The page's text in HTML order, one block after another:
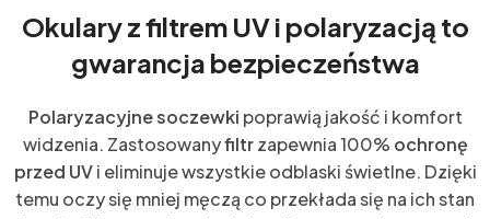
Okulary z filtrem UV i polaryzacją to
gwarancja bezpieczeństwa
Polaryzacyjne soczewki poprawią jakość i komfort
widzenia. Zastosowanyfiltrzapewnia 100% ochronę
przed UVi eliminuje wszystkie odblaski świetlne. Dzięki
temu oczy się mniej męczą co przekłada się na ich stan